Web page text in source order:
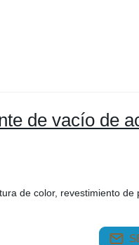
de vacío de
de color, revestimiento de